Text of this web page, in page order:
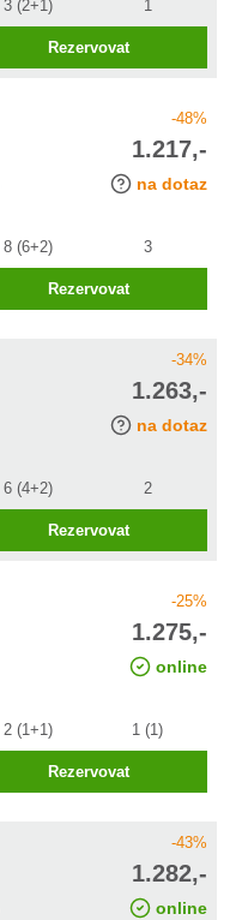
3 (2+1) 1
Rezervovat
8 (6+2) 3
cena po
slevě
-48%
1.217,-
na dotaz
Rezervovat
6 (4+2) 2
cena po
slevě
-34%
1.263,-
na dotaz
Rezervovat
2 (1+1) 1 (1)
cena po
slevě
-25%
1.275,-
online
Rezervovat
cena po
slevě
-43%
1.282,-
online